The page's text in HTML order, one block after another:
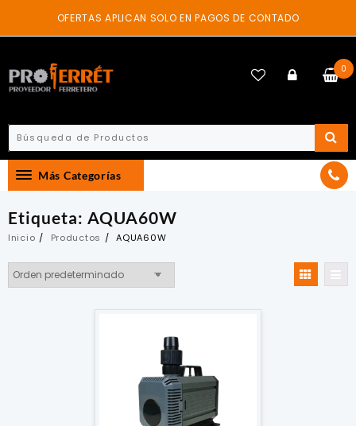
content
OFERTAS APLICAN SOLO EN PAGOS DE CONTADO
0
Más Categorías
Etiqueta: AQUA60W
Inicio Productos AQUA60W